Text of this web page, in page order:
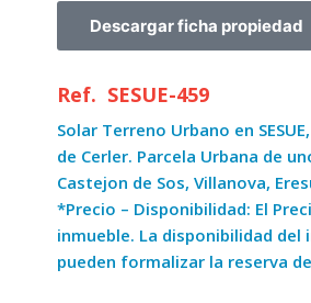
Descargar ficha propiedad
Ref. SESUE-459
Solar Terreno Urbano en
de Cerler. Parcela Urbana de
Castejon de Sos, Villanova,
*Precio – Disponibilidad: El
inmueble. La disponibilidad
pueden formalizar la reserva